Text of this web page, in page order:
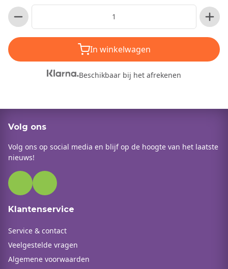
In winkelwagen
Beschikbaar bij het afrekenen
Volg ons
Volg ons op social media en blijf op de hoogte van het laatste
nieuws!
Klantenservice
Service & contact
Veelgestelde vragen
Algemene voorwaarden